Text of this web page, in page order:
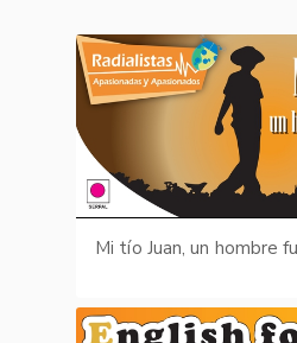
Mi tío Juan, un hombre